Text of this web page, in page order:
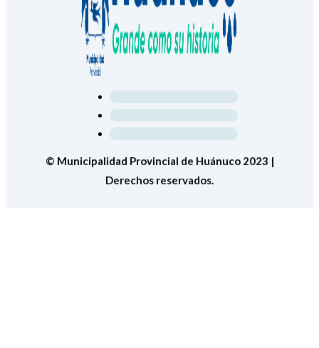
© Municipalidad Provincial de Huánuco 2023 |
Derechos reservados.